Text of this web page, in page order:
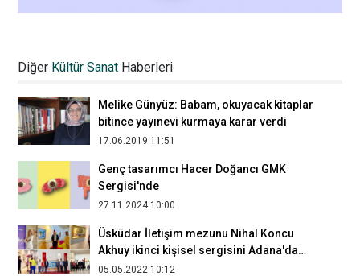
Diğer Kültür Sanat Haberleri
Melike Günyüz: Babam, okuyacak kitaplar
bitince yayınevi kurmaya karar verdi
17.06.2019 11:51
Genç tasarımcı Hacer Doğancı GMK
Sergisi'nde
27.11.2024 10:00
Üsküdar İletişim mezunu Nihal Koncu
Akhuy ikinci kişisel sergisini Adana'da
açtı
05.05.2022 10:12